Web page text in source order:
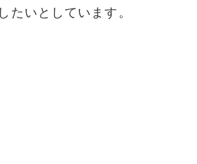
たいとしています。